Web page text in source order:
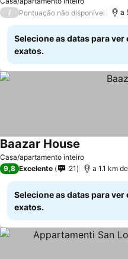
/
Pontuação não disponível a
Selecione as datas para ver
exatos.
Casa/apartamento inteiro
Baazar House
9,8 Excelente 21 a 1.1 km
Selecione as datas para ver
exatos.